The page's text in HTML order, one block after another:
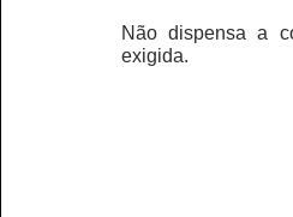
Não dispensa a
exigida.